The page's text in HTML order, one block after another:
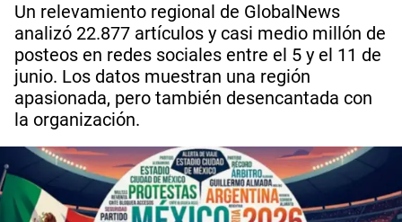
Un relevamiento regional de GlobalNews
analizó 22.877 artículos y casi medio millón de
posteos en redes sociales entre el 5 y el 11 de
junio. Los datos muestran una región
apasionada, pero también desencantada con
la organización.